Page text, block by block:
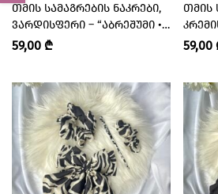
ᲗᲛᲘᲡ ᲡᲐᲛᲐᲒᲠᲔᲑᲘᲡ ᲜᲐᲙᲠᲔᲑᲘ,
ᲕᲐᲠᲓᲘᲡᲤᲔᲠᲘ – “ᲐᲑᲠᲔᲨᲣᲛᲘ •
ABRESHUMI”
59,00 ₾
ᲗᲛᲘᲡ
59,00